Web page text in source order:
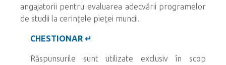
angajatorii pentru evaluarea adecvării programelor
de studii la cerințele pieței muncii.
CHESTIONAR ↵
Răspunsurile sunt utilizate exclusiv în scop